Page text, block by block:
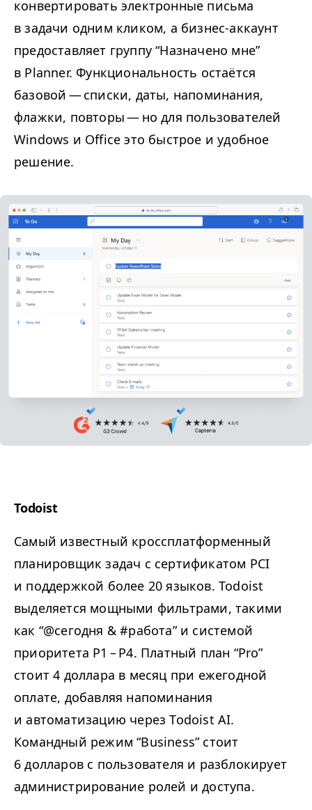
конвертировать электронные письма
в задачи одним кликом, а бизнес-аккаунт
предоставляет группу“Назначено мне”
в Planner. Функциональность остаётся
базовой — списки, даты, напоминания,
флажки, повторы — но для пользователей
Windows и Office это быстрое и удобное
решение.
Todoist
Самый известный кроссплатформенный
планировщик задач с сертификатом PCI
и поддержкой более 20 языков. Todoist
выделяется мощными фильтрами, такими
как “@сегодня & #работа” и системой
приоритета P1 –P4. Платный план “Pro”
стоит 4 доллара в месяц при ежегодной
оплате, добавляя напоминания
и автоматизацию через Todoist AI.
Командный режим“Business” стоит
6 долларов с пользователя и разблокирует
администрирование ролей и доступа.